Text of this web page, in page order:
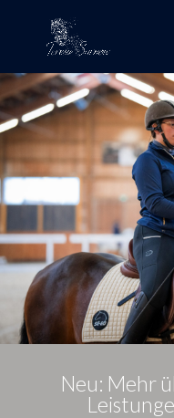
Neu: Mehr